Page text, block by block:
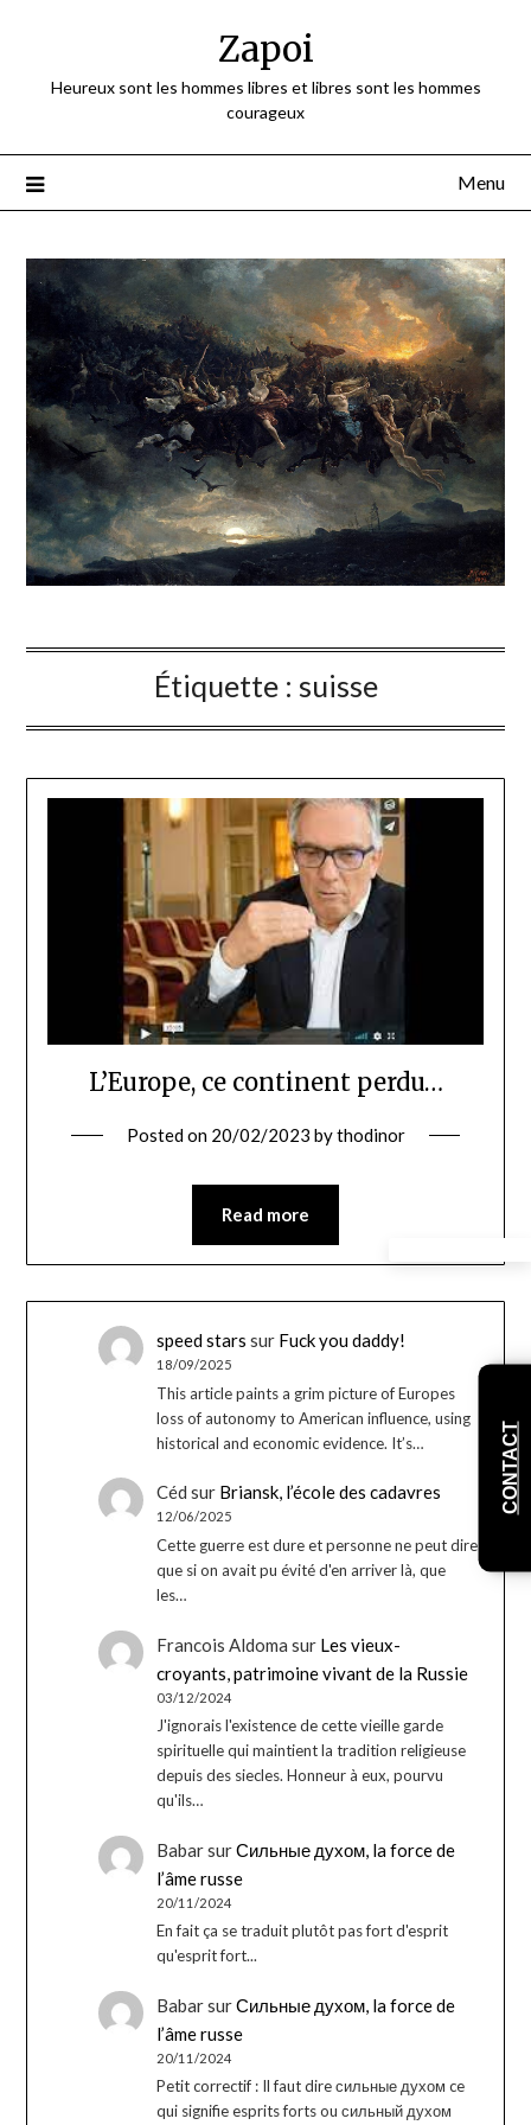
Zapoi
Heureux sont les hommes libres et libres sont les hommes
courageux
Menu
Étiquette : suisse
L’Europe, ce continent perdu…
Posted on 20/02/2023 bythodinor
Read more
speed stars sur Fuck you daddy!
18/09/2025
This article paints a grim picture of Europes
loss of autonomy to American influence, using
historical and economic evidence. It’s…
Céd sur Briansk, l’école des cadavres
12/06/2025
Cette guerre est dure et personne ne peut dire
que si on avait pu évité d'en arriver là, que
les…
Francois Aldoma sur Les vieux-
croyants, patrimoine vivant de la Russie
03/12/2024
J'ignorais l'existence de cette vieille garde
spirituelle qui maintient la tradition religieuse
depuis des siecles. Honneur à eux, pourvu
qu'ils…
BabarsurСильные духом, la force de
l’âme russe
20/11/2024
En fait ça se traduit plutôt pas fort d'esprit
qu'esprit fort...
BabarsurСильные духом, la force de
l’âme russe
20/11/2024
Petit correctif : Il faut dire сильные духом ce
qui signifie esprits forts ou сильный духом
CONTACT